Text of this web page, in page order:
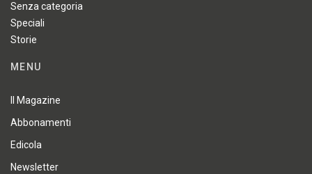
Senza categoria
Speciali
Storie
MENU
Il Magazine
Abbonamenti
Edicola
Newsletter